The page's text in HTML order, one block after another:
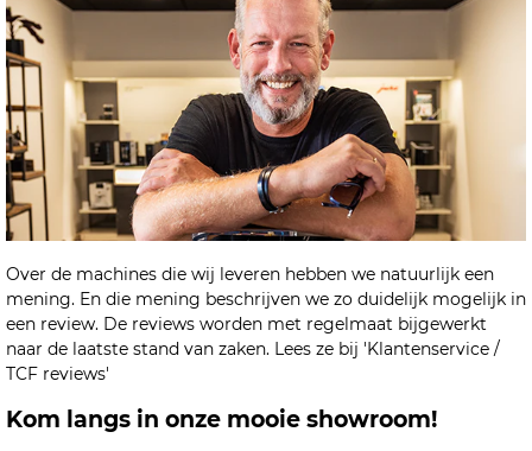
Over de machines die wij leveren hebben we natuurlijk een
mening. En die mening beschrijven we zo duidelijk mogelijk in
een review. De reviews worden met regelmaat bijgewerkt
naar de laatste stand van zaken. Lees ze bij 'Klantenservice /
TCF reviews'
Kom langs in onze mooie showroom!